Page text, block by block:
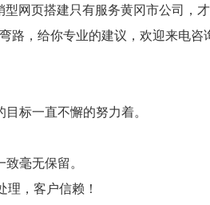
网页搭建只有服务黄冈市公司，
路，给你专业的建议，欢迎来电咨
标一直不懈的努力着。
毫无保留。
，客户信赖！